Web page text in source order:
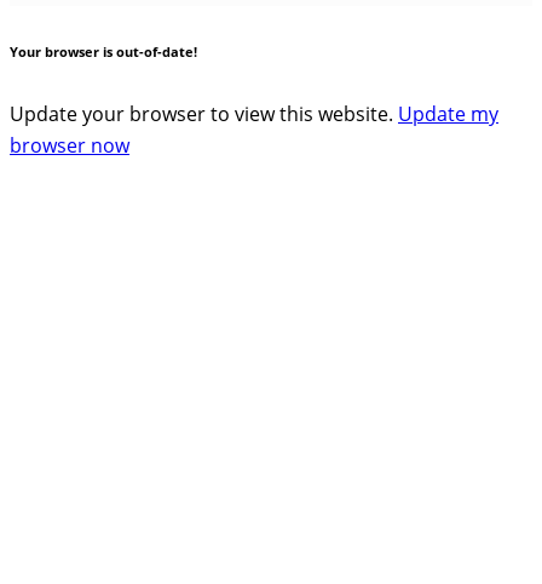
Your browser is out-of-date!
Update your browser to view this website. Update my
browser now